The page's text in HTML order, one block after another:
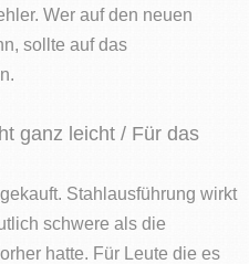
Wer auf den neuen
sollte auf das
ganz leicht / Für das
Stahlausführung wirkt
schwere als die
hatte. Für Leute die es